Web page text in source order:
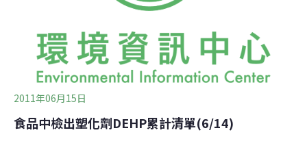
塑化劑替代。康照洲說，未來禾博產品需檢附官方衛生安
驗5%。另外，中國大陸每批進口的植物萃取物粉末及汁液
產品，應檢附衛生
2011年06月15日
食品中檢出塑化劑DEHP累計清單(6/14)